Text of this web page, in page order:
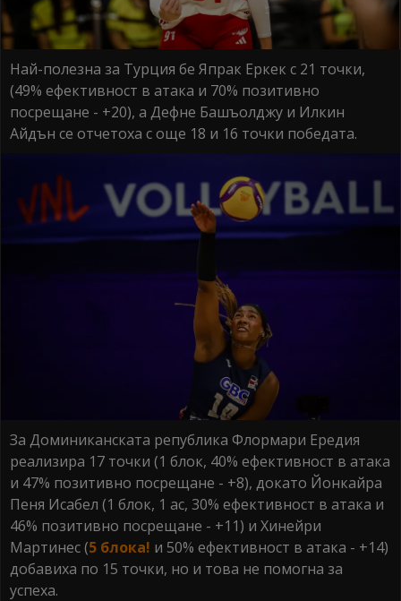
Най-полезна за Турция бе Япрак Еркек с 21 точки,
(49% ефективност в атака и 70% позитивно
посрещане - +20), а Дефне Башъолджу и Илкин
Айдън се отчетоха с още 18 и 16 точки победата.
За Доминиканската република Флормари Ередия
реализира 17 точки (1 блок, 40% ефективност в атака
и 47% позитивно посрещане - +8), докато Йонкайра
Пеня Исабел (1 блок, 1 ас, 30% ефективност в атака и
46% позитивно посрещане - +11) и Хинейри
Мартинес (5 блока! и 50% ефективност в атака - +14)
добавиха по 15 точки, но и това не помогна за
успеха.